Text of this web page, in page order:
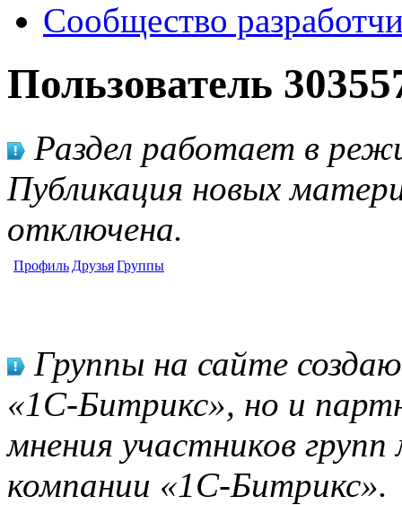
Сообщество
Пользователь
Раздел работает в
Публикация новых
отключена.
Профиль ДрузьяГруппы
Группы на сайте
«1С-Битрикс», но и
мнения участников
компании «1С-Битрикс».